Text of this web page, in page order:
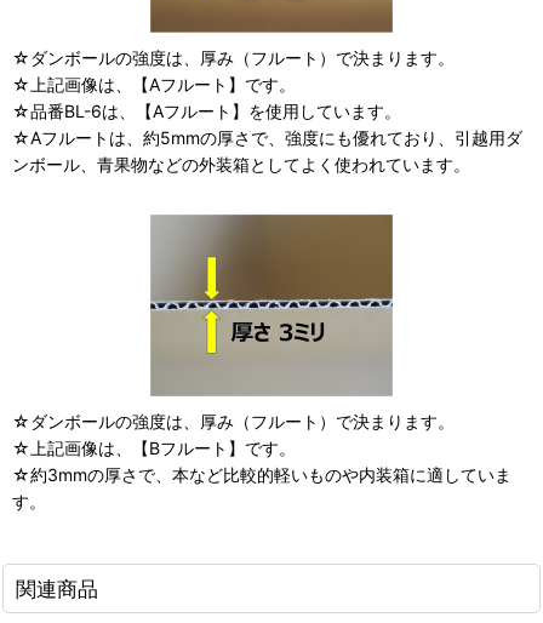
☆ダンボールの強度は、厚み（フルート）で決まります。
☆上記画像は、【Aフルート】です。
☆品番BL-6は、【Aフルート】を使用しています。
☆Aフルートは、約5mmの厚さで、強度にも優れており、引越用ダ
ンボール、青果物などの外装箱としてよく使われています。
☆ダンボールの強度は、厚み（フルート）で決まります。
☆上記画像は、【Bフルート】です。
☆約3mmの厚さで、本など比較的軽いものや内装箱に適していま
す。
関連商品